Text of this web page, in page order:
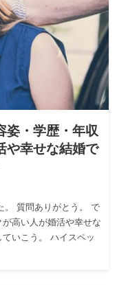
姿・学歴・年収
や幸せな結婚で
。 質問ありがとう。 で
高い人が婚活や幸せな
いこう。 ハイスペッ